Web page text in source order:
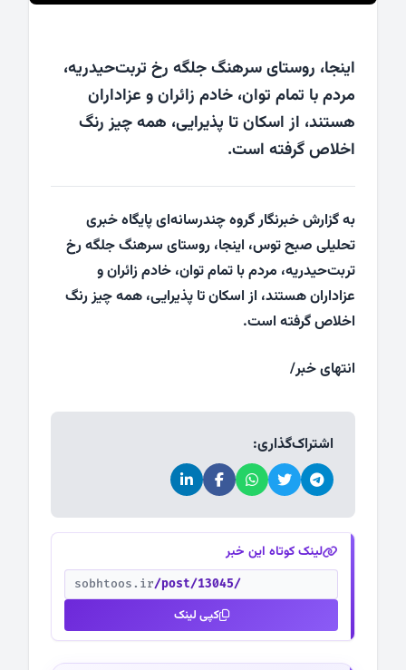
اینجا، روستای سرهنگ جلگه رخ تربت‌حیدریه،
مردم با تمام توان، خادم زائران و عزاداران
هستند، از اسکان تا پذیرایی، همه چیز رنگ
اخلاص گرفته است.
به گزارش خبرنگار گروه چندرسانه‌ای پایگاه خبری
تحلیلی صبح توس، اینجا، روستای سرهنگ جلگه رخ
تربت‌حیدریه، مردم با تمام توان، خادم زائران و
عزاداران هستند، از اسکان تا پذیرایی، همه چیز رنگ
اخلاص گرفته است.
انتهای خبر/
اشتراک‌گذاری:
لینک کوتاه این خبر
sobhtoos.ir/post/13045/
کپی لینک